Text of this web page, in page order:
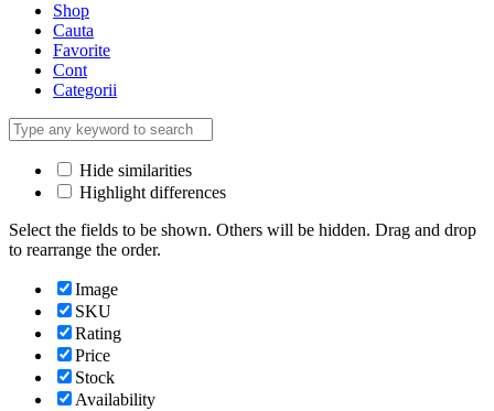
Shop
Cauta
Favorite
Cont
Categorii
Hide similarities
Highlight differences
Select the fields to be shown. Others will be hidden. Drag and drop
to rearrange the order.
Image
SKU
Rating
Price
Stock
Availability